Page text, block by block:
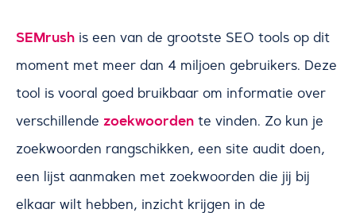
SEMrush is een van de grootste SEO tools op dit
moment met meer dan 4 miljoen gebruikers. Deze
tool is vooral goed bruikbaar om informatie over
verschillende zoekwoorden te vinden. Zo kun je
zoekwoorden rangschikken, een site audit doen,
een lijst aanmaken met zoekwoorden die jij bij
elkaar wilt hebben, inzicht krijgen in de